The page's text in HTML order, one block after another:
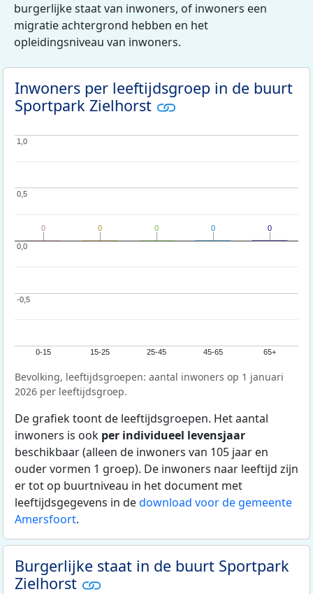
burgerlijke staat van inwoners, of inwoners een
migratie achtergrond hebben en het
opleidingsniveau van inwoners.
Inwoners per leeftijdsgroep in de buurt
Sportpark Zielhorst
0-15 15-25 25-45 45-65 65+
-0,5
-0,5
0,0
0,0
0,5
0,5
1,0
1,0
0
0 0
0 0
0 0
0 0
0
Bevolking, leeftijdsgroepen: aantal inwoners op 1 januari
2026 per leeftijdsgroep.
De grafiek toont de leeftijdsgroepen. Het aantal
inwoners is ook per individueel levensjaar
beschikbaar (alleen de inwoners van 105 jaar en
ouder vormen 1 groep). De inwoners naar leeftijd zijn
er tot op buurtniveau in het document met
leeftijdsgegevens in dedownload voor de gemeente
Amersfoort.
Burgerlijke staat in de buurt Sportpark
Zielhorst